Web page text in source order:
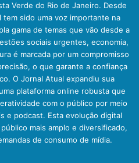
Verde do Rio de Janeiro. Desde
sido uma voz importante na
gama de temas que vão desde a
sociais urgentes, economia,
é marcada por um compromisso
o que garante a confiança
O Jornal Atual expandiu sua
plataforma online robusta que
com o público por meio
e podcast. Esta evolução digital
mais amplo e diversificado,
de consumo de mídia.